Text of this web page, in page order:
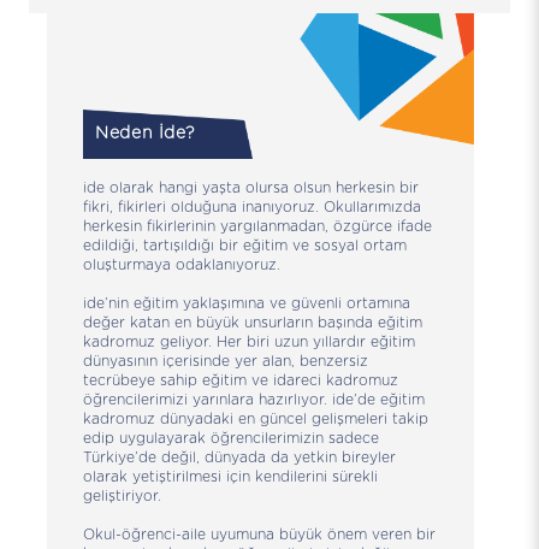
Neden İde?
ide olarak hangi yaşta olursa olsun herkesin bir
fikri, fikirleri olduğuna inanıyoruz. Okullarımızda
herkesin fikirlerinin yargılanmadan, özgürce ifade
edildiği, tartışıldığı bir eğitim ve sosyal ortam
oluşturmaya odaklanıyoruz.
ide’nin eğitim yaklaşımına ve güvenli ortamına
değer katan en büyük unsurların başında eğitim
kadromuz geliyor. Her biri uzun yıllardır eğitim
dünyasının içerisinde yer alan, benzersiz
tecrübeye sahip eğitim ve idareci kadromuz
öğrencilerimizi yarınlara hazırlıyor. ide’de eğitim
kadromuz dünyadaki en güncel gelişmeleri takip
edip uygulayarak öğrencilerimizin sadece
Türkiye’de değil, dünyada da yetkin bireyler
olarak yetiştirilmesi için kendilerini sürekli
geliştiriyor.
Okul-öğrenci-aile uyumuna büyük önem veren bir